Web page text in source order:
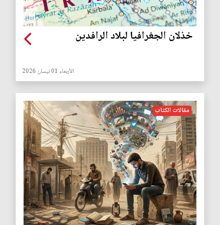
خذلان الجغرافيا لبلاد الرافدين
الأربعاء 01 نيسان 2026
مقالات الكتاب